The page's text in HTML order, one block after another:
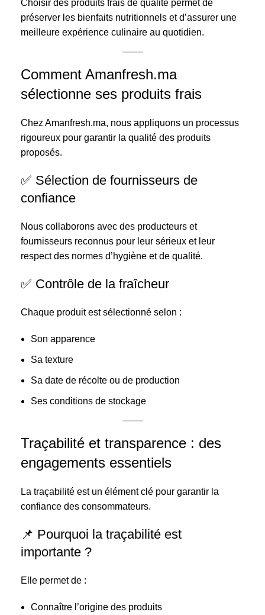
Choisir des produits frais de qualité permet de
préserver les bienfaits nutritionnels et d’assurer une
meilleure expérience culinaire au quotidien.
Comment Amanfresh.ma
sélectionne ses produits frais
Chez Amanfresh.ma, nous appliquons un processus
rigoureux pour garantir la qualité des produits
proposés.
✅ Sélection de fournisseurs de
confiance
Nous collaborons avec des producteurs et
fournisseurs reconnus pour leur sérieux et leur
respect des normes d’hygiène et de qualité.
✅ Contrôle de la fraîcheur
Chaque produit est sélectionné selon :
Son apparence
Sa texture
Sa date de récolte ou de production
Ses conditions de stockage
Traçabilité et transparence : des
engagements essentiels
La traçabilité est un élément clé pour garantir la
confiance des consommateurs.
📌 Pourquoi la traçabilité est
importante ?
Elle permet de :
Connaître l’origine des produits